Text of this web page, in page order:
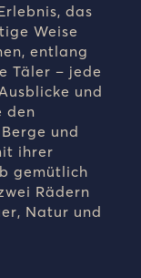
das
Weise
entlang
Täler – jede
und
den
und
ihrer
gemütlich
Rädern
Natur und